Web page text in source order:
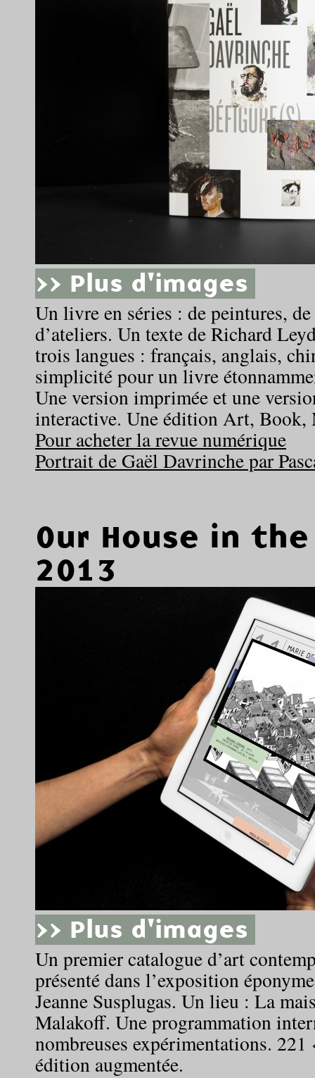
>> Plus d'images
Un livre en séries : de peintures,
d’ateliers. Un texte de Richard
trois langues : français, anglais,
simplicité pour un livre
Une version imprimée et une
interactive. Une édition Art, Book,
Pour acheter la revue numérique
Portrait de Gaël Davrinche par
Our House in
2013
>> Plus d'images
Un premier catalogue d’art
présenté dans l’exposition
Jeanne Susplugas. Un lieu : La
Malakoff. Une programmation
nombreuses expérimentations. 221
édition augmentée.